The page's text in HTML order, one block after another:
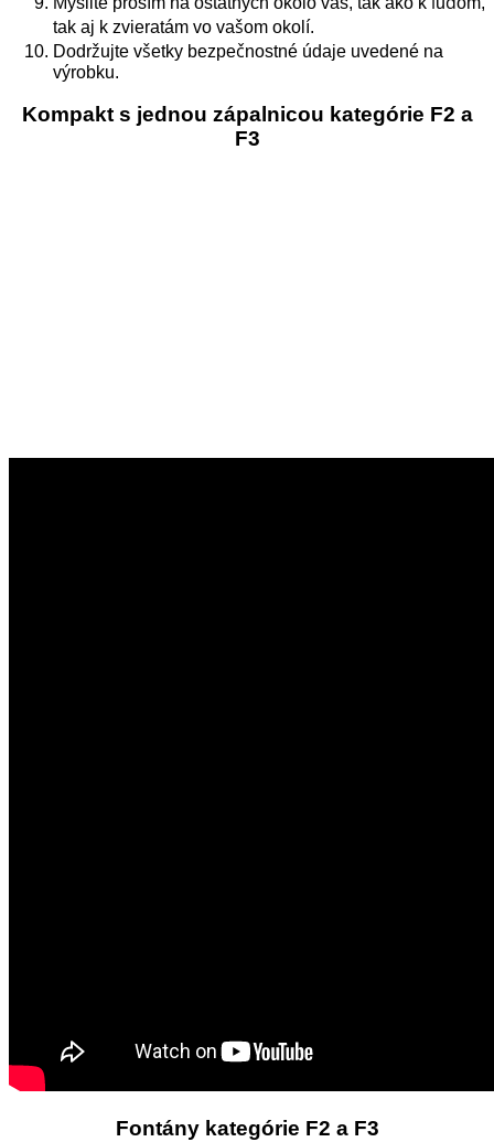
tak aj k zvieratám vo vašom okolí.
Dodržujte všetky bezpečnostné údaje uvedené na
výrobku.
Kompakt s jednou zápalnicou kategórie F2 a
F3
Fontány kategórie F2 a F3